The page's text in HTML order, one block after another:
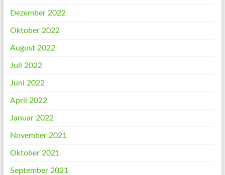
Dezember 2022
Oktober 2022
August 2022
Juli 2022
Juni 2022
April 2022
Januar 2022
November 2021
Oktober 2021
September 2021